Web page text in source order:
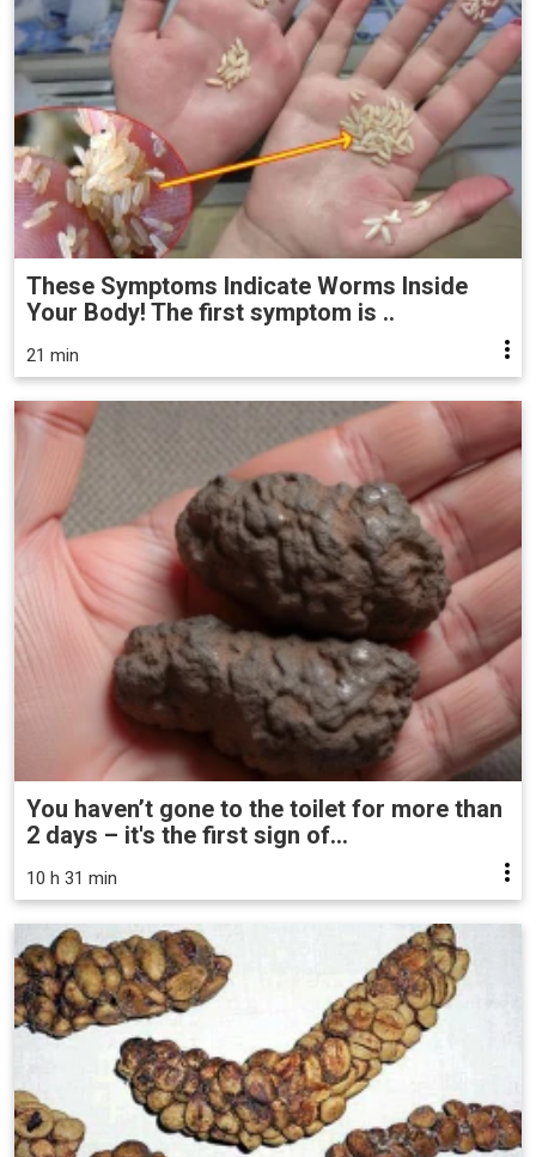
These Symptoms Indicate Worms Inside
Your Body! The first symptom is ..
21 min
You haven’t gone to the toilet for more than
2 days – it's the first sign of...
10 h 31 min